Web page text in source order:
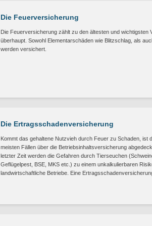
Die Feuerversicherung
Die Feuerversicherung zählt zu den ältesten und wichtigsten
überhaupt. Sowohl Elementarschäden wie Blitzschlag, als
werden versichert.
Die Ertragsschadenversicherung
Kommt das gehaltene Nutzvieh durch Feuer zu Schaden, ist
meisten Fällen über die Betriebsinhaltsversicherung
letzter Zeit werden die Gefahren durch Tierseuchen
Geflügelpest, BSE, MKS etc.) zu einem unkalkulierbaren
landwirtschaftliche Betriebe. Eine